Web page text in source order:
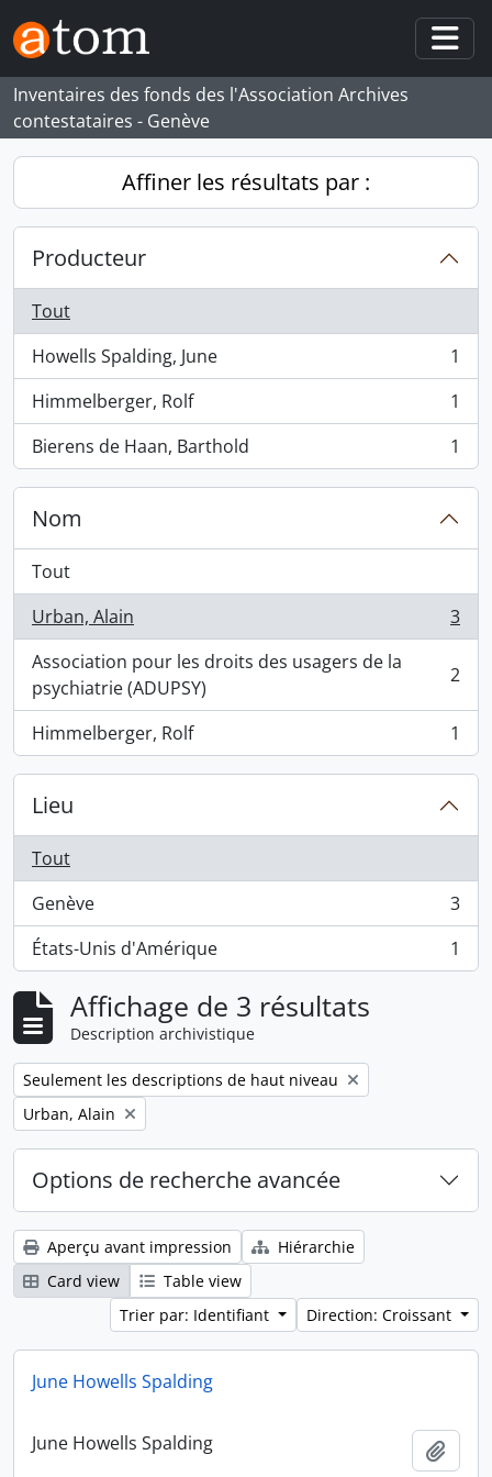
Skip to main content
Inventaires des fonds des l'Association Archives
contestataires - Genève
Affiner les résultats par :
Producteur
Tout
Howells Spalding, June
, 1 résultats
1
Himmelberger, Rolf
, 1 résultats
1
Bierens de Haan, Barthold
, 1 résultats 1
Nom
Tout
Urban, Alain
, 3 résultats
3
Association pour les droits des usagers de la
psychiatrie (ADUPSY)
, 2 résultats 2
Himmelberger, Rolf
, 1 résultats 1
Lieu
Tout
Genève
, 3 résultats
3
États-Unis d'Amérique
, 1 résultats 1
Affichage de 3 résultats
Description archivistique
Remove filter:
Seulement les descriptions de haut niveau
Remove filter:
Urban, Alain
Options de recherche avancée
Aperçu avant impression
Hiérarchie
Card view
Table view
Trier par: Identifiant
Direction: Croissant
June Howells Spalding
June Howells Spalding